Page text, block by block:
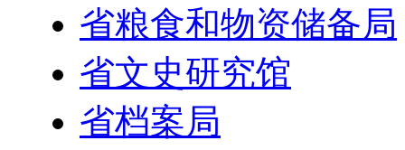
省粮食和物资储备局
省文史研究馆
省档案局